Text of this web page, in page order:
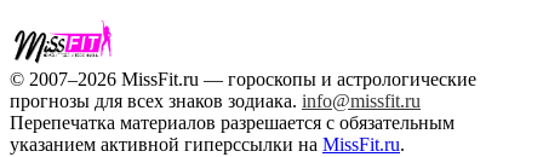
© 2007–2026 MissFit.ru — гороскопы и астрологические
прогнозы для всех знаков зодиака. info@missfit.ru
Перепечатка материалов разрешается с обязательным
указанием активной гиперссылки на MissFit.ru.